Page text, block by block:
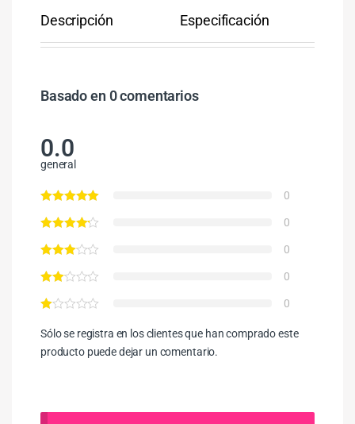
Descripción Especificación
Basado en 0 comentarios
0.0
general
0
0
0
0
0
Sólo se registra en los clientes que han comprado este
producto puede dejar un comentario.